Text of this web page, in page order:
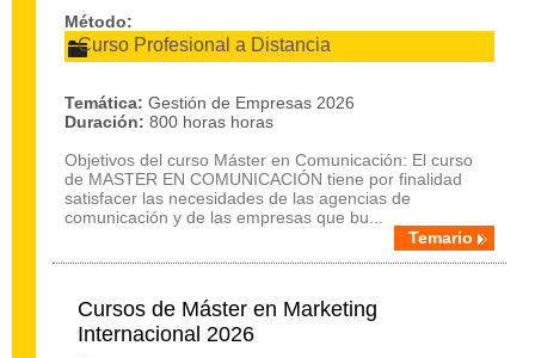
Método:
Curso Profesional a Distancia
Temática: Gestión de Empresas 2026
Duración: 800 horas horas
Objetivos del curso Máster en Comunicación: El curso
de MASTER EN COMUNICACIÓN tiene por finalidad
satisfacer las necesidades de las agencias de
comunicación y de las empresas que bu...
Temario
Cursos de Máster en Marketing
Internacional 2026